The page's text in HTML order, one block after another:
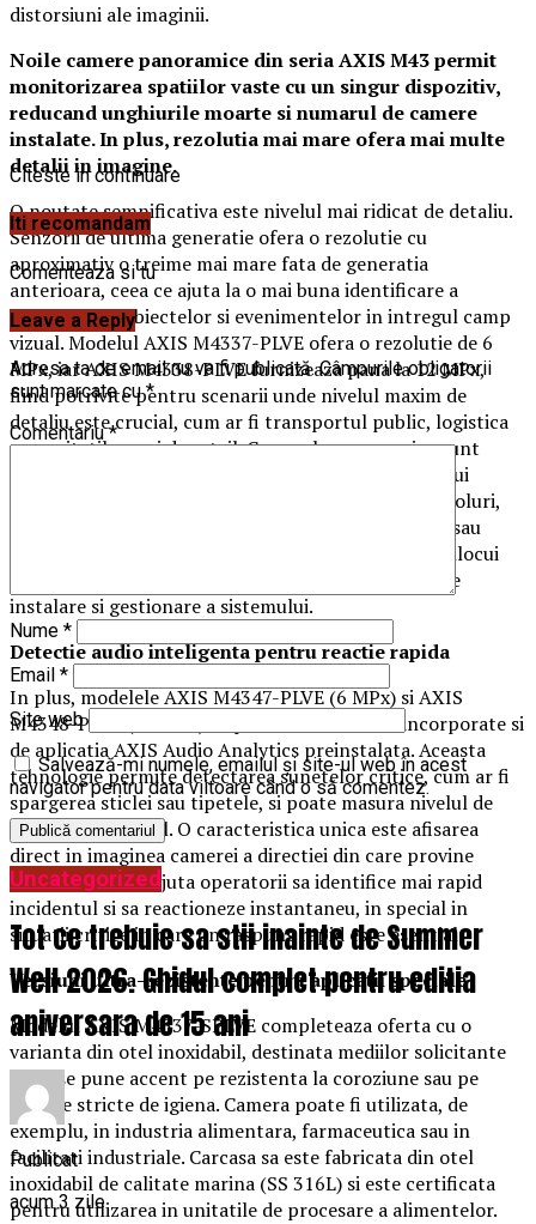
distorsiuni ale imaginii.
Noile camere panoramice din seria AXIS M43 permit
monitorizarea spatiilor vaste cu un singur dispozitiv,
reducand unghiurile moarte si numarul de camere
instalate. In plus, rezolutia mai mare ofera mai multe
detalii in imagine.
O noutate semnificativa este nivelul mai ridicat de detaliu.
Senzorii de ultima generatie ofera o rezolutie cu
aproximativ o treime mai mare fata de generatia
anterioara, ceea ce ajuta la o mai buna identificare a
persoanelor, obiectelor si evenimentelor in intregul camp
vizual. Modelul AXIS M4337-PLVE ofera o rezolutie de 6
MPx, iar AXIS M4338-PLVE furnizeaza pana la 12 MPx,
fiind potrivite pentru scenarii unde nivelul maxim de
detaliu este crucial, cum ar fi transportul public, logistica
sau unitatile mari de retail. Camerele panoramice sunt
ideale acolo unde este necesara acoperirea intregului
spatiu fara unghiuri moarte – de exemplu, in hale, holuri,
coridoare scolare, sali de asteptare, parcari etajate sau
peroane. In multe cazuri, o singura camera poate inlocui
mai multe camere fixe clasice, reducand costurile de
instalare si gestionare a sistemului.
Detectie audio inteligenta pentru reactie rapida
In plus, modelele AXIS M4347-PLVE (6 MPx) si AXIS
M4348-PLVE (12 MPx) dispun de microfoane incorporate si
de aplicatia AXIS Audio Analytics preinstalata. Aceasta
tehnologie permite detectarea sunetelor critice, cum ar fi
spargerea sticlei sau tipetele, si poate masura nivelul de
zgomot ambiental. O caracteristica unica este afisarea
direct in imaginea camerei a directiei din care provine
sunetul, ceea ce ajuta operatorii sa identifice mai rapid
incidentul si sa reactioneze instantaneu, in special in
situatii critice in care un raspuns rapid este esential.
Versiuni ultra-rezistente pentru aplicatii speciale
Modelul AXIS M4337-SPLVE completeaza oferta cu o
varianta din otel inoxidabil, destinata mediilor solicitante
unde se pune accent pe rezistenta la coroziune sau pe
cerinte stricte de igiena. Camera poate fi utilizata, de
exemplu, in industria alimentara, farmaceutica sau in
facilitati industriale. Carcasa sa este fabricata din otel
inoxidabil de calitate marina (SS 316L) si este certificata
pentru utilizarea in unitatile de procesare a alimentelor.
Citeste in continuare
Iti recomandam
Comenteaza si tu
Leave a Reply
Adresa ta de email nu va fi publicată. Câmpurile obligatorii
sunt marcate cu*
Comentariu*
Nume *
Email *
Site web
Salvează-mi numele, emailul și site-ul web în acest
navigator pentru data viitoare când o să comentez.
Uncategorized
Tot ce trebuie sa stii inainte de Summer
Well 2026. Ghidul complet pentru editia
aniversara de 15 ani
Publicat
acum 3 zile